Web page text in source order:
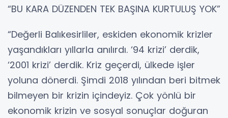
“BU KARA DÜZENDEN TEK BAŞINA KURTULUŞ YOK”
“Değerli Balıkesirliler, eskiden ekonomik krizler
yaşandıkları yıllarla anılırdı. ‘94 krizi’ derdik,
‘2001 krizi’ derdik. Kriz geçerdi, ülkede işler
yoluna dönerdi. Şimdi 2018 yılından beri bitmek
bilmeyen bir krizin içindeyiz. Çok yönlü bir
ekonomik krizin ve sosyal sonuçlar doğuran